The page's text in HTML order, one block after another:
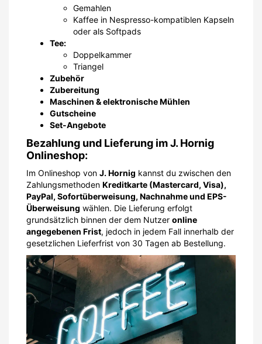
Bezahlung und Lieferung im J. Hornig
Onlineshop:
Im Onlineshop vonJ. Hornigkannst du zwischen den
Zahlungsmethoden
PayPal, Sofortüberweisung, Nachnahme und EPS-
Überweisungwählen. Die Lieferung erfolgt
grundsätzlich binnen der dem Nutzer
angegebenen Frist
gesetzlichen Lieferfrist von 30 Tagen ab Bestellung.
https://unsplash.com/de/fotos/weisse-kaffee-led-
beschilderung-pEGyLHAPfVw
So löst du unseren J. Hornig
Rabattcode ein:
Es hängt von dem jeweiligenJ. Hornig Gutschein
ob du diesen in der Wiener J. Hornig Kaffeebar
J. Hornig Onlineshopeinlösen kannst. Im Falle der
Kaffebar brauchst du das Personalbei deiner